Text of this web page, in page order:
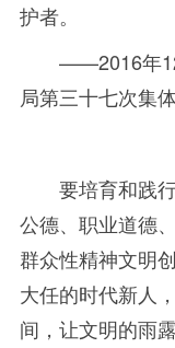
护者。
——2016年
局第三十七次集
要培育和践
公德、职业道德
群众性精神文明
大任的时代新人
间，让文明的雨